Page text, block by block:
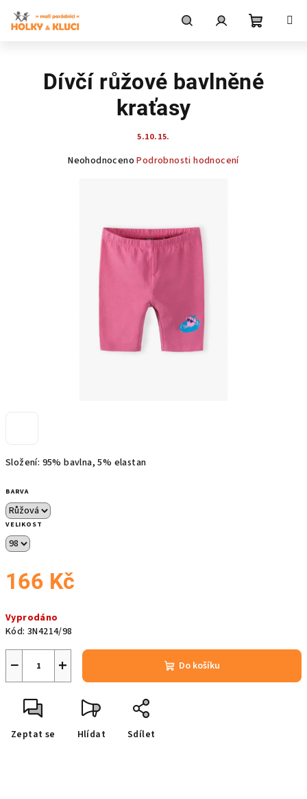
obsah
košík
Složení: 95% bavlna, 5% elastan
BARVA
VELIKOST
166 Kč
cena:
Vyprodáno
Kód: 3N4214/98
+
− Do košíku
Zeptat se Hlídat Sdílet
Dívčí růžové bavlněné
kraťasy
5.10.15.
Průměrné
hvězdiček.
Neohodnoceno Podrobnosti hodnocení